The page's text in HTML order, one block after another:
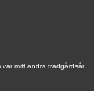
mitt andra trädgårdsår.